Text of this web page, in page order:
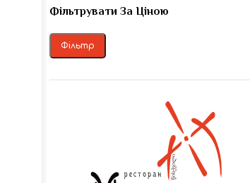
Фільтрувати За Ціною
Мінімальна ціна
Найбільша ціна
Фільтр